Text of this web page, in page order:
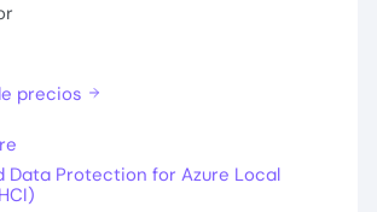
precios
Data Protection for Azure Local